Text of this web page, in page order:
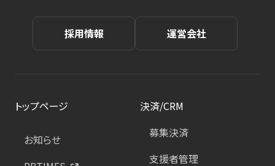
採用情報 運営会社
トップページ
お知らせ
決済/CRM
募集決済
支援者管理